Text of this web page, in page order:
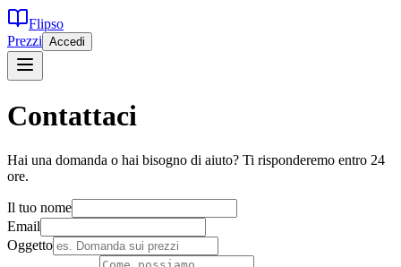
Flipso
Prezzi Accedi
Contattaci
Hai una domanda o hai bisogno di aiuto? Ti risponderemo entro 24
ore.
Il tuo nome
Email
Oggetto